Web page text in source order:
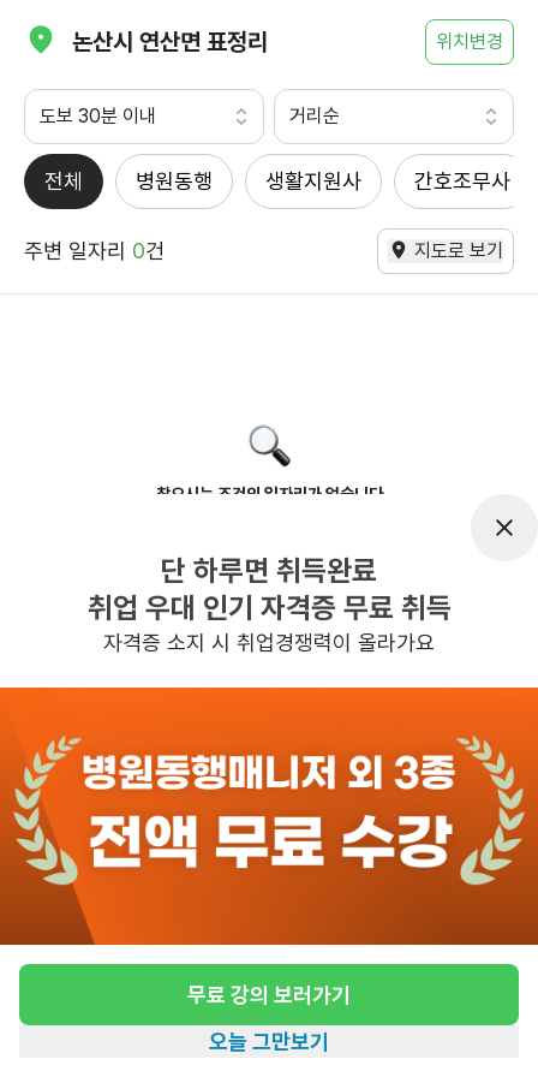
논산시 연산면 표정리 위치변경
도보 30분 이내 거리순
전체 병원동행 생활지원사 간호조무사
주변 일자리 0건 지도로 보기
찾으시는 조건의 일자리가 없습니다
반경 3KM 이내의 일자리 확인하기
단 하루면 취득완료
취업 우대 인기 자격증 무료 취득
자격증 소지 시 취업경쟁력이 올라가요
무료 강의 보러가기
오늘 그만보기